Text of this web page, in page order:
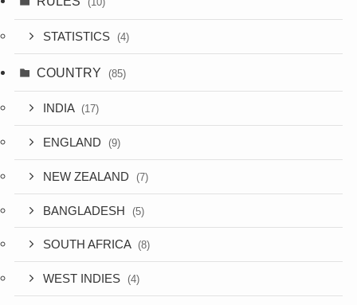
STATISTICS (4)
COUNTRY (85)
INDIA (17)
ENGLAND (9)
NEW ZEALAND (7)
BANGLADESH (5)
SOUTH AFRICA (8)
WEST INDIES (4)